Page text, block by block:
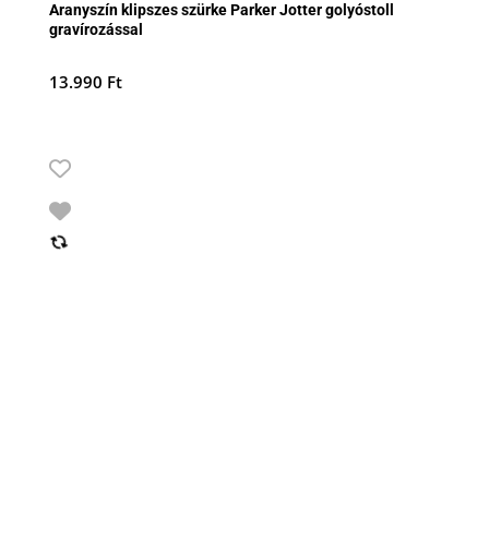
Aranyszín klipszes szürke Parker Jotter golyóstoll
gravírozással
13.990 Ft